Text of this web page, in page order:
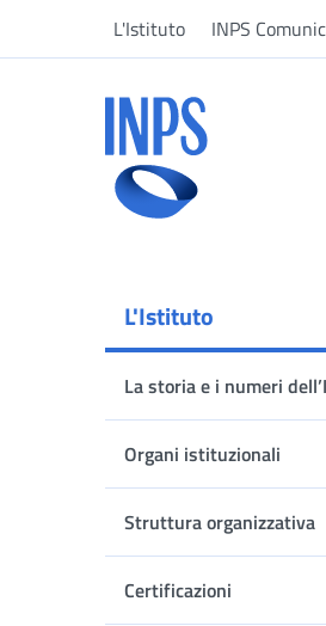
L'Istituto INPS
L'Istituto
La storia e i numeri
Organi istituzionali
Apri
Struttura organizzativa
Certificazioni